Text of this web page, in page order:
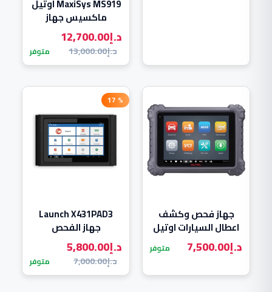
MaxiSys MS919 اوتيل
ماكسيس جهاز
د.إ12,700.00
د.إ13,000.00 متوفر
جهاز فحص وكشف
اعطال السيارات اوتيل
Autel MaxiSYS MS909
د.إ7,500.00 متوفر
% 17
Launch X431PAD3
جهاز الفحص
والتشخيص والبرمجه
د.إ5,800.00
د.إ7,000.00 متوفر